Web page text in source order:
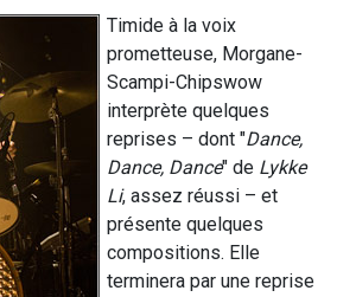
Timide à la voix
prometteuse, Morgane-
Scampi-Chipswow
interprète quelques
reprises – dont "Dance,
Dance, Dance" de Lykke
Li, assez réussi – et
présente quelques
compositions. Elle
terminera par une reprise